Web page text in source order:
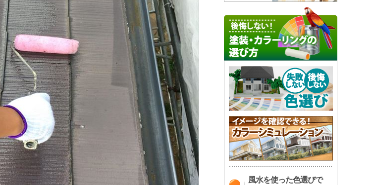
風水を使った色選びで